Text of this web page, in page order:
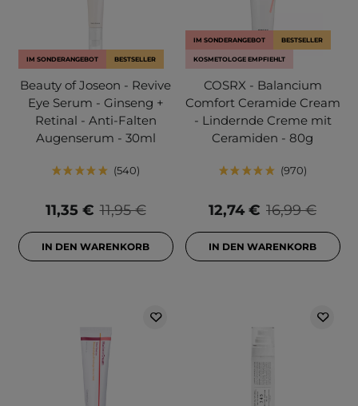
IM SONDERANGEBOT BESTSELLER
Beauty of Joseon - Revive
Eye Serum - Ginseng +
Retinal - Anti-Falten
Augenserum - 30ml
540
11,95 €
11,35 €
IN DEN WARENKORB
IM SONDERANGEBOT BESTSELLER
KOSMETOLOGE EMPFIEHLT
COSRX - Balancium
Comfort Ceramide Cream
- Lindernde Creme mit
Ceramiden - 80g
970
16,99 €
12,74 €
IN DEN WARENKORB